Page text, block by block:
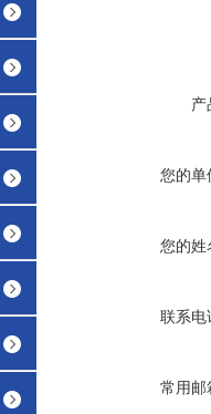
产
您的单
您的姓
联系电
常用邮